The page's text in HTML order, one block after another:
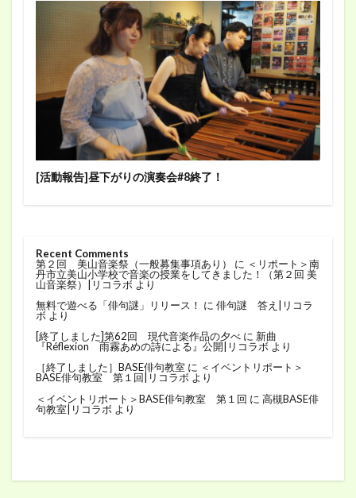
[活動報告]昼下がりの演奏会#8終了！
Recent Comments
第２回 美山音楽祭（一般募集事項あり）
に ＜リポート＞南
丹市立美山小学校で音楽の授業をしてきました！（第２回 美
山音楽祭）|リコラボ より
無料で遊べる「俳句謎」リリース！ に 俳句謎 答え|リコラ
ボ より
[終了しました]第62回 現代音楽作品の夕べ に 新曲
『Réflexion 雨霧あめの詩による』公開|リコラボ より
［終了しました］BASE俳句教室 に ＜イベントリポート＞
BASE俳句教室 第１回|リコラボ より
＜イベントリポート＞BASE俳句教室 第１回 に 高槻BASE俳
句教室|リコラボ より